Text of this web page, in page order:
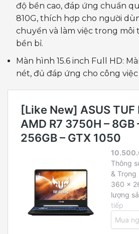
độ bền cao, đáp ứng chuẩn
810G, thích hợp cho người
chuyển và làm việc trong
bền bỉ.
Màn hình 15.6 inch Full HD:
nét, đủ đáp ứng cho công việc